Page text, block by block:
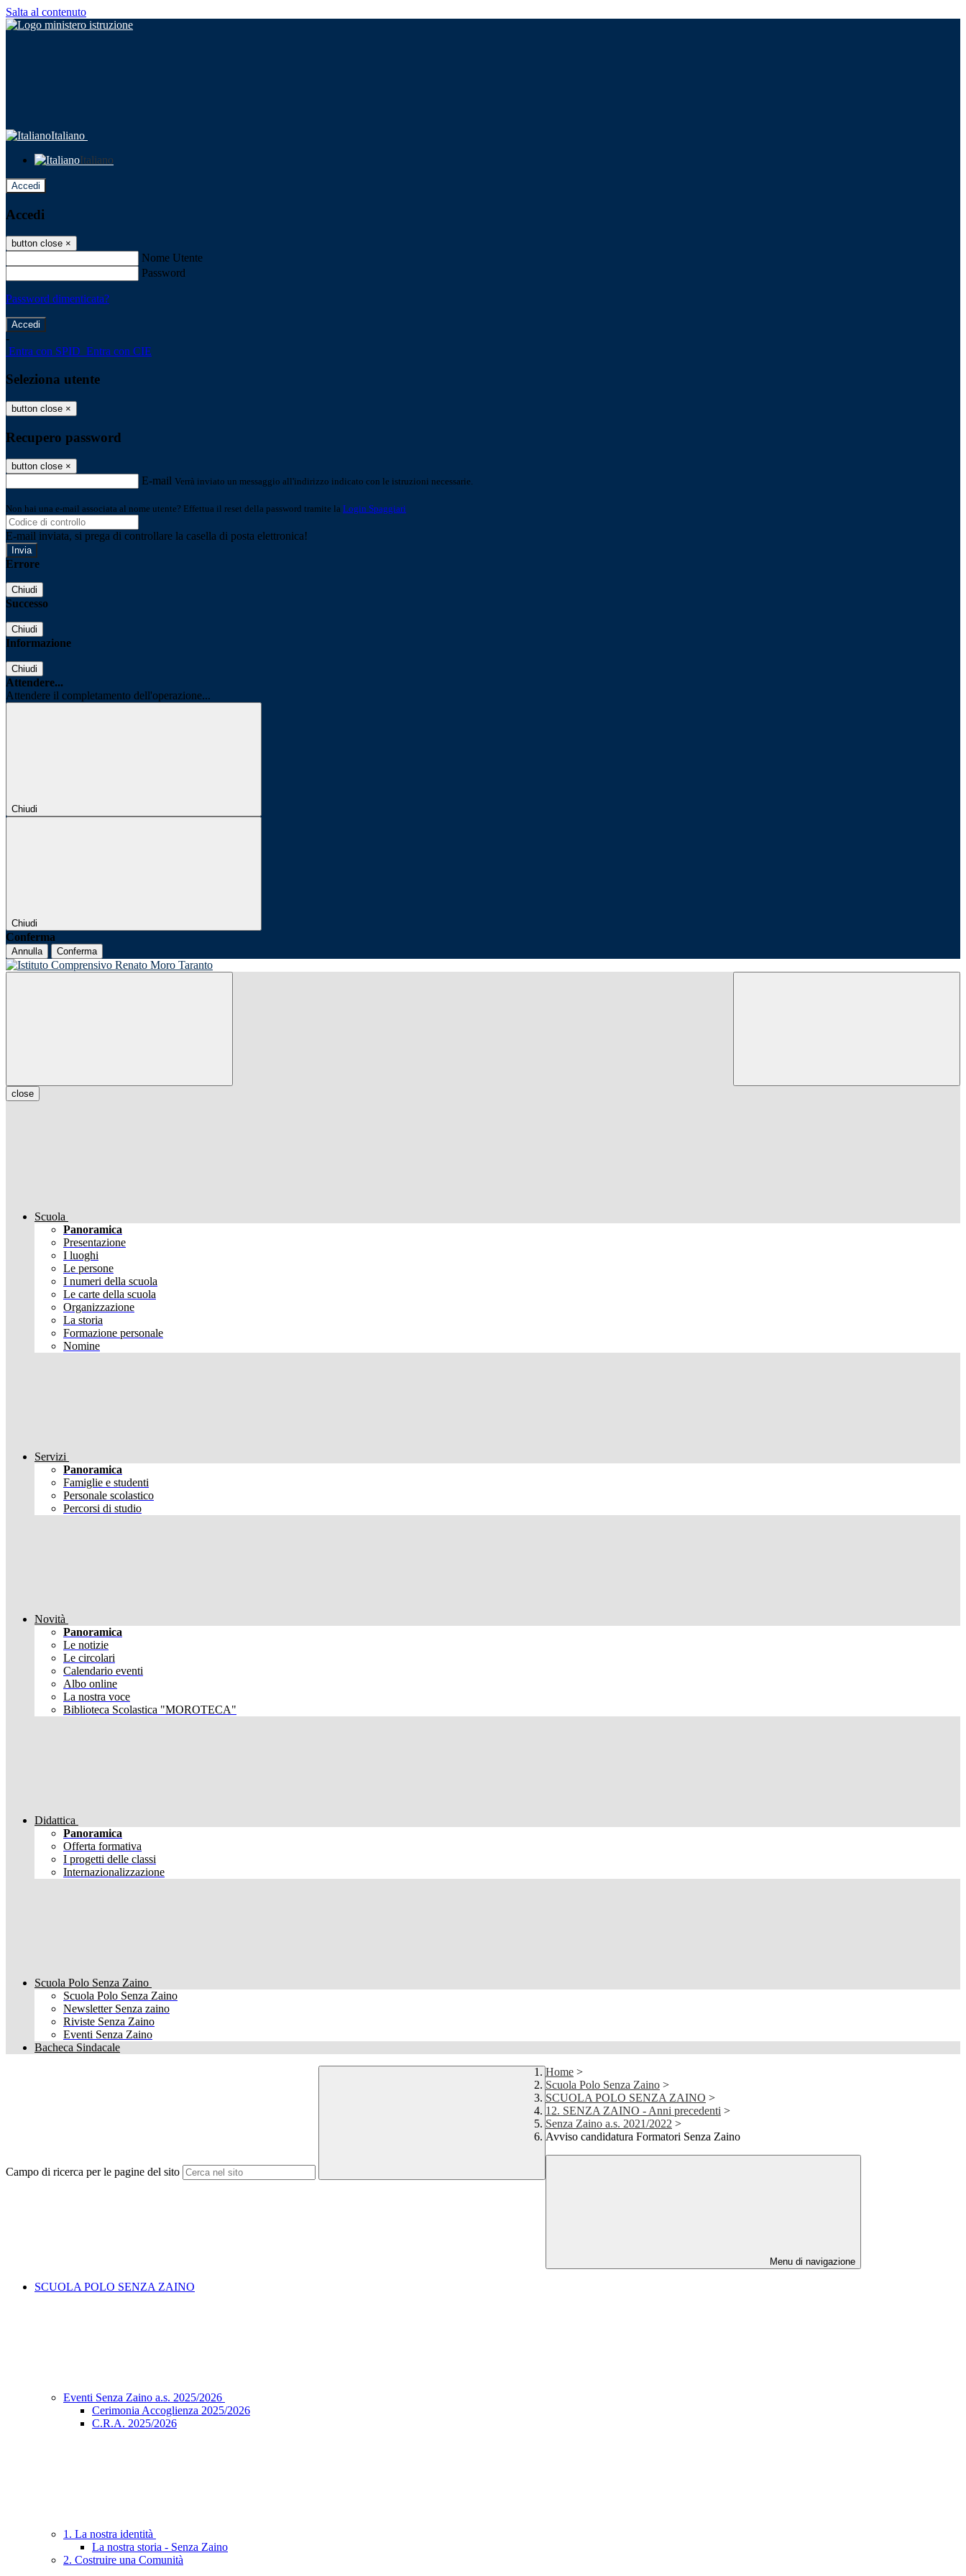
Salta al contenuto
Italiano
Italiano
Accedi
Accedi
button close ×
Nome Utente
Password
Password dimenticata?
-
Entra con SPID Entra con CIE
Seleziona utente
button close ×
Recupero password
button close ×
E-mail Verrà inviato un messaggio all'indirizzo indicato con le istruzioni necessarie.
Non hai una e-mail associata al nome utente? Effettua il reset della password tramite la Login Spaggiari
E-mail inviata, si prega di controllare la casella di posta elettronica!
Errore
Chiudi
Successo
Chiudi
Informazione
Chiudi
Attendere...
Attendere il completamento dell'operazione...
Chiudi
Chiudi
Conferma
Annulla Conferma
close
Scuola
Panoramica
Presentazione
I luoghi
Le persone
I numeri della scuola
Le carte della scuola
Organizzazione
La storia
Formazione personale
Nomine
Servizi
Panoramica
Famiglie e studenti
Personale scolastico
Percorsi di studio
Novità
Panoramica
Le notizie
Le circolari
Calendario eventi
Albo online
La nostra voce
Biblioteca Scolastica "MOROTECA"
Didattica
Panoramica
Offerta formativa
I progetti delle classi
Internazionalizzazione
Scuola Polo Senza Zaino
Scuola Polo Senza Zaino
Newsletter Senza zaino
Riviste Senza Zaino
Eventi Senza Zaino
Bacheca Sindacale
Campo di ricerca per le pagine del sito
Home >
Scuola Polo Senza Zaino >
SCUOLA POLO SENZA ZAINO >
12. SENZA ZAINO - Anni precedenti >
Senza Zaino a.s. 2021/2022 >
Avviso candidatura Formatori Senza Zaino
Menu di navigazione
SCUOLA POLO SENZA ZAINO
Eventi Senza Zaino a.s. 2025/2026
Cerimonia Accoglienza 2025/2026
C.R.A. 2025/2026
1. La nostra identità
La nostra storia - Senza Zaino
2. Costruire una Comunità